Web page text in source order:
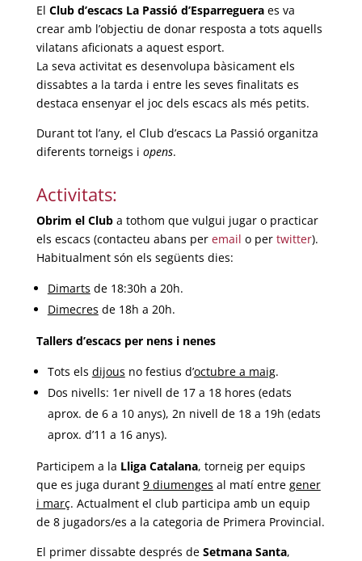
El Club d’escacs La Passió d’Esparregueraes va
crear amb l’objectiu de donar resposta a tots aquells
vilatans aficionats a aquest esport.
La seva activitat es desenvolupa bàsicament els
dissabtes a la tarda i entre les seves finalitats es
destaca ensenyar el joc dels escacs als més petits.
Durant tot l’any, el Club d’escacs La Passióorganitza
diferents torneigs i opens.
Activitats:
Obrim el Cluba tothom que vulgui jugar o practicar
els escacs (contacteu abans per email o per twitter).
Habitualment són els següents dies:
Dimarts de 18:30h a 20h.
Dimecres de 18h a 20h.
Tallers d’escacs per nens i nenes
Tots els dijous no festius d’octubre a maig.
Dos nivells: 1er nivell de 17 a 18 hores (edats
aprox. de 6 a 10 anys), 2n nivell de 18 a 19h (edats
aprox. d’11 a 16 anys).
Participem a la Lliga Catalana, torneig per equips
que es juga durant 9 diumenges al matí entre gener
i març. Actualment el club participa amb un equip
de 8 jugadors/es a la categoria de Primera Provincial.
El primer dissabte després de Setmana Santa,